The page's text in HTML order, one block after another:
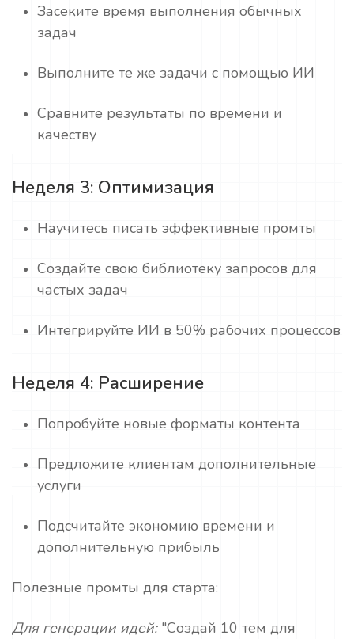
Засеките время выполнения обычных
задач
Выполните те же задачи с помощью ИИ
Сравните результаты по времени и
качеству
Неделя 3: Оптимизация
Научитесь писать эффективные промты
Создайте свою библиотеку запросов для
частых задач
Интегрируйте ИИ в 50% рабочих процессов
Неделя 4: Расширение
Попробуйте новые форматы контента
Предложите клиентам дополнительные
услуги
Подсчитайте экономию времени и
дополнительную прибыль
Полезные промты для старта:
Для генерации идей:"Создай 10 тем для